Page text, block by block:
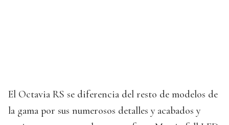
El Octavia RS se diferencia del resto de modelos de
la gama por sus numerosos detalles y acabados y